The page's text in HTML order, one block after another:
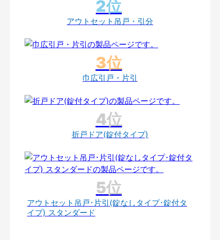
アウトセット吊戸・引分
巾広引戸・片引
折戸ドア(錠付タイプ)
アウトセット吊戸･片引(錠なしタイプ･錠付タ
イプ) スタンダード